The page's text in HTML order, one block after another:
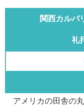
関西カルバ
礼
アメリカの田舎の